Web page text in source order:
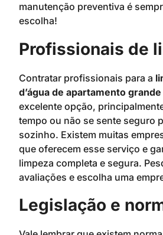
manutenção preventiva é
escolha!
Profissionais de
Contratar profissionais para a
d’água de apartamento grande
excelente opção,
tempo ou não se sente seguro
sozinho. Existem muitas
que oferecem esse serviço e
limpeza completa e segura.
avaliações e escolha uma
Legislação e